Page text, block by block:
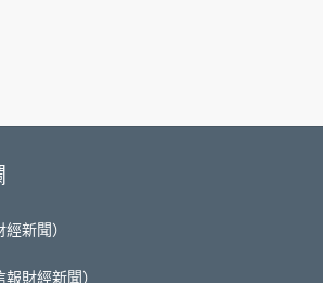
新聞）
財經新聞）